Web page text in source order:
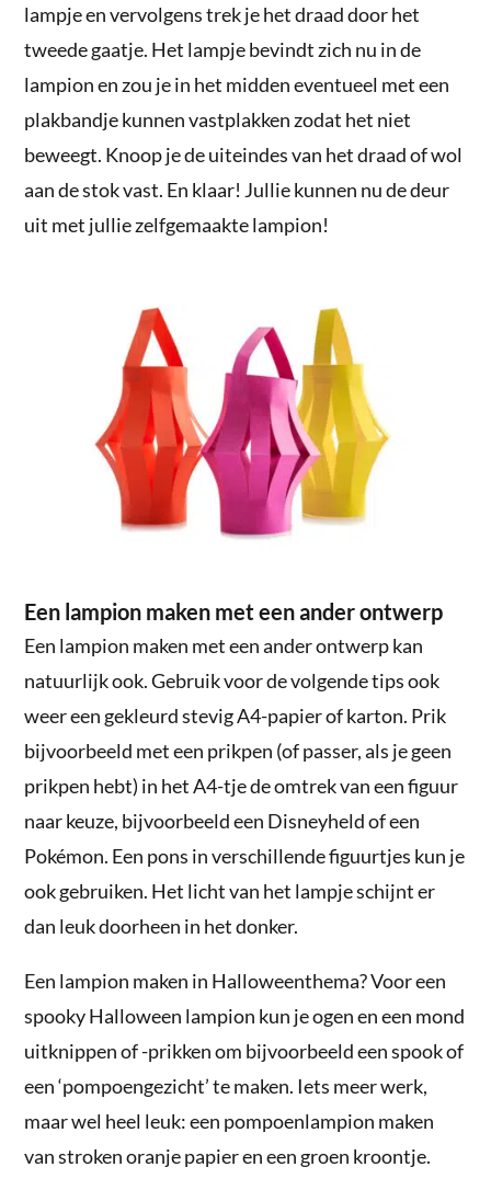
lampje en vervolgens trek je het draad door het
tweede gaatje. Het lampje bevindt zich nu in de
lampion en zou je in het midden eventueel met een
plakbandje kunnen vastplakken zodat het niet
beweegt. Knoop je de uiteindes van het draad of wol
aan de stok vast. En klaar! Jullie kunnen nu de deur
uit met jullie zelfgemaakte lampion!
Een lampion maken met een ander ontwerp
Een lampion maken met een ander ontwerp kan
natuurlijk ook. Gebruik voor de volgende tips ook
weer een gekleurd stevig A4-papier of karton. Prik
bijvoorbeeld met een prikpen (of passer, als je geen
prikpen hebt) in het A4-tje de omtrek van een figuur
naar keuze, bijvoorbeeld een Disneyheld of een
Pokémon. Een pons in verschillende figuurtjes kun je
ook gebruiken. Het licht van het lampje schijnt er
dan leuk doorheen in het donker.
Een lampion maken in Halloweenthema? Voor een
spooky Halloween lampion kun je ogen en een mond
uitknippen of -prikken om bijvoorbeeld een spook of
een ‘pompoengezicht’ te maken. Iets meer werk,
maar wel heel leuk: een pompoenlampion maken
van stroken oranje papier en een groen kroontje.